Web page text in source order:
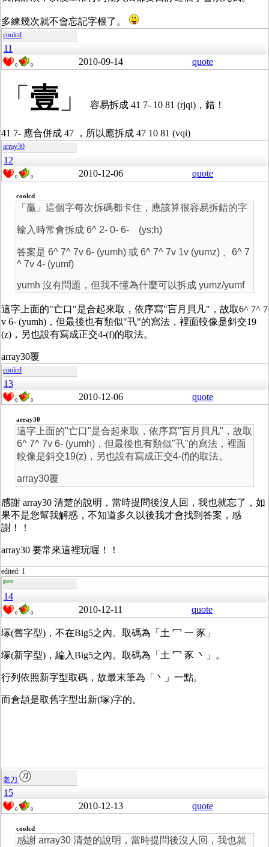
多練幾次就不會忘記字根了。
coolcd
11
0 0 2010-09-14 quote
「 壹 」 容易拆成 41 7- 10 81 (rjqi)，錯！
41 7- 應合併成 47 ，所以應拆成 47 10 81 (vqi)
array30
12
0 0 2010-12-06 quote
coolcd
「贏」這個字每次拆碼都卡住，應該算很容易拆錯的字
輸入時常會拆成 6^ 2- 0- 6- (ys;h)
答案是 6^ 7^ 7v 6- (yumh) 或 6^ 7^ 7v 1v (yumz) 、6^ 7
^ 7v 4- (yumf)
yumh 沒有問題，但我不懂為什麼可以拆成 yumz/yumf
這字上面的"亡口"是合起來取，依序寫"吂月貝凡"，故取6^ 7^ 7
v 6- (yumh)，但最後也有類似"卂"的寫法，裡面較像是斜交19
(z)，另也設有寫成正交4-(f)的取法。
array30覆
coolcd
13
0 0 2010-12-06 quote
array30
這字上面的"亡口"是合起來取，依序寫"吂月貝凡"，故取
6^ 7^ 7v 6- (yumh)，但最後也有類似"卂"的寫法，裡面
較像是斜交19(z)，另也設有寫成正交4-(f)的取法。
array30覆
感謝 array30 清楚的說明，當時提問後沒人回，我也就忘了，如
果不是您幫我解惑，不知道多久以後我才會找到答案，感
謝！！
array30 要常來這裡玩喔！！
edited: 1
guest
14
0 0 2010-12-11 quote
塜(舊字型)，不在Big5之內。取碼為「土 冖 一 豕」
塚(新字型)，編入Big5之內。取碼為「土 冖 豕 丶」。
行列依照新字型取碼，故最末筆為「丶」一點。
而倉頡是取舊字型出新(塚)字的。
老刀
15
0 0 2010-12-13 quote
coolcd
感謝 array30 清楚的說明，當時提問後沒人回，我也就